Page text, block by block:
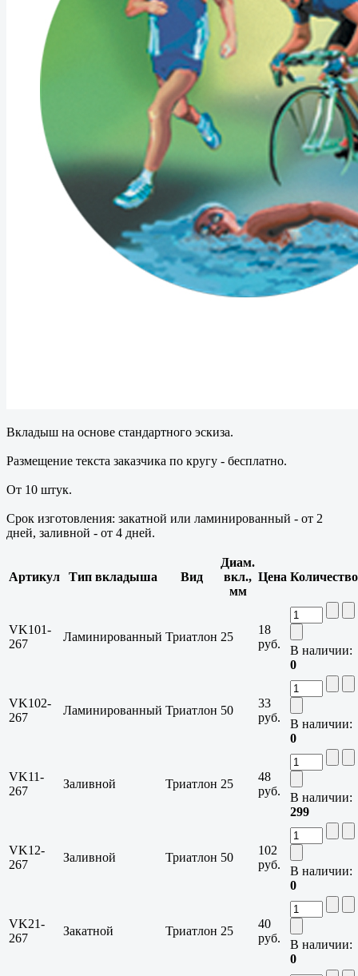
Вкладыш на основе стандартного эскиза.
Размещение текста заказчика по кругу - бесплатно.
От 10 штук.
Срок изготовления: закатной или ламинированный - от 2
дней, заливной - от 4 дней.
Артикул Тип вкладыша Вид
Диам.
вкл.,
мм
Цена Количество
VK101-
267
Ламинированный Триатлон 25
18
руб.
В наличии:
0
VK102-
267
Ламинированный Триатлон 50
33
руб.
В наличии:
0
VK11-
267
Заливной Триатлон 25
48
руб.
В наличии:
299
VK12-
267
Заливной Триатлон 50
102
руб.
В наличии:
0
VK21-
267
Закатной Триатлон 25
40
руб.
В наличии:
0